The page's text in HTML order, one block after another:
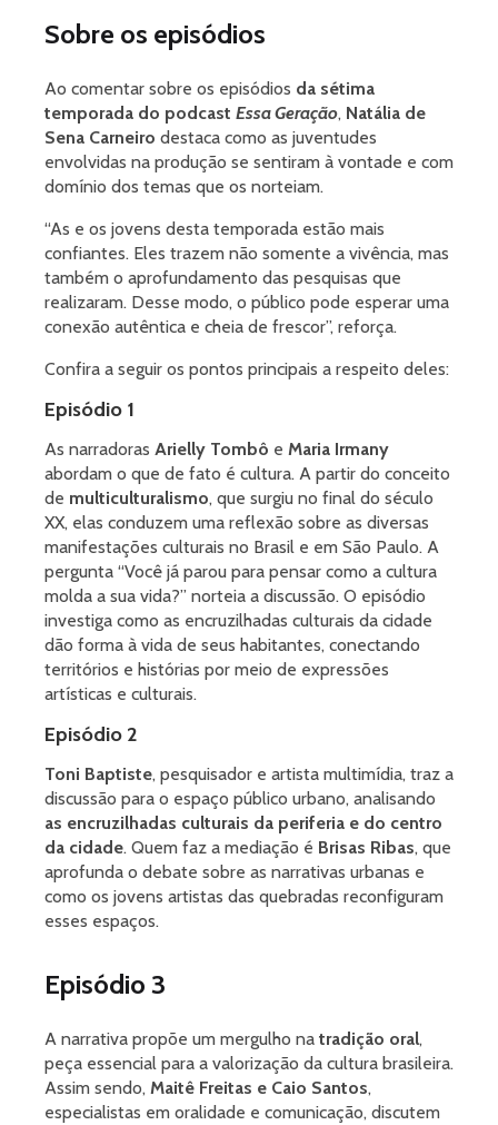
Sobre os episódios
Ao comentar sobre os episódios da sétima
temporada do podcast Essa Geração, Natália de
Sena Carneiro destaca como as juventudes
envolvidas na produção se sentiram à vontade e com
domínio dos temas que os norteiam.
“As e os jovens desta temporada estão mais
confiantes. Eles trazem não somente a vivência, mas
também o aprofundamento das pesquisas que
realizaram. Desse modo, o público pode esperar uma
conexão autêntica e cheia de frescor”, reforça.
Confira a seguir os pontos principais a respeito deles:
Episódio 1
As narradoras Arielly Tombô e Maria Irmany
abordam o que de fato é cultura. A partir do conceito
de multiculturalismo, que surgiu no final do século
XX, elas conduzem uma reflexão sobre as diversas
manifestações culturais no Brasil e em São Paulo. A
pergunta “Você já parou para pensar como a cultura
molda a sua vida?” norteia a discussão. O episódio
investiga como as encruzilhadas culturais da cidade
dão forma à vida de seus habitantes, conectando
territórios e histórias por meio de expressões
artísticas e culturais.
Episódio 2
Toni Baptiste, pesquisador e artista multimídia, traz a
discussão para o espaço público urbano, analisando
as encruzilhadas culturais da periferia e do centro
da cidade. Quem faz a mediação é Brisas Ribas, que
aprofunda o debate sobre as narrativas urbanas e
como os jovens artistas das quebradas reconfiguram
esses espaços.
Episódio 3
A narrativa propõe um mergulho na tradição oral,
peça essencial para a valorização da cultura brasileira.
Assim sendo, Maitê Freitas e Caio Santos,
especialistas em oralidade e comunicação, discutem